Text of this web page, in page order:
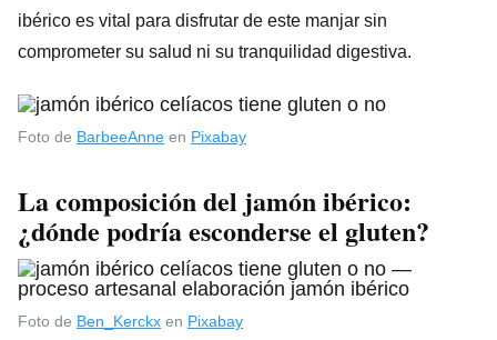
ibérico es vital para disfrutar de este manjar sin
comprometer su salud ni su tranquilidad digestiva.
Foto de BarbeeAnne en Pixabay
La composición del jamón ibérico:
¿dónde podría esconderse el gluten?
Foto de Ben_Kerckx en Pixabay